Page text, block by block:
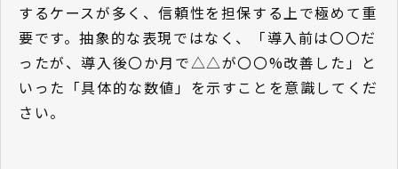
するケースが多く、信頼性を担保する上で極めて重
要です。抽象的な表現ではなく、「導入前は〇〇だ
ったが、導入後〇か月で△△が〇〇%改善した」と
いった「具体的な数値」を示すことを意識してくだ
さい。